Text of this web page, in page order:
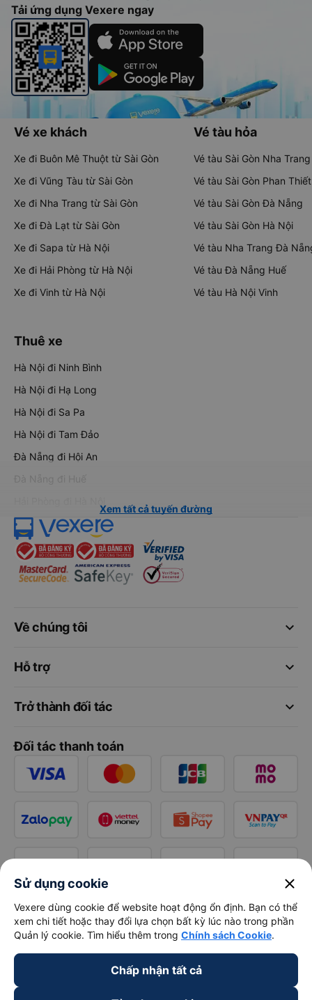
Tải ứng dụng Vexere ngay
Vé xe khách
Xe đi Buôn Mê Thuột từ Sài Gòn
Xe đi Vũng Tàu từ Sài Gòn
Xe đi Nha Trang từ Sài Gòn
Xe đi Đà Lạt từ Sài Gòn
Xe đi Sapa từ Hà Nội
Xe đi Hải Phòng từ Hà Nội
Xe đi Vinh từ Hà Nội
Vé tàu hỏa
Vé tàu Sài Gòn Nha Trang
Vé tàu Sài Gòn Phan Thiết
Vé tàu Sài Gòn Đà Nẵng
Vé tàu Sài Gòn Hà Nội
Vé tàu Nha Trang Đà
Vé tàu Đà Nẵng Huế
Vé tàu Hà Nội Vinh
Thuê xe
Hà Nội đi Ninh Bình
Hà Nội đi Hạ Long
Hà Nội đi Sa Pa
Hà Nội đi Tam Đảo
Đà Nẵng đi Hội An
Đà Nẵng đi Huế
Xem tất cả tuyến đường
keyboard_arrow_down
Về chúng tôi
keyboard_arrow_down
Hỗ trợ
keyboard_arrow_down
Trở thành đối tác
Đối tác thanh toán
Sử dụng cookie close
Vexere dùng cookie để website hoạt động ổn định. Bạn có thể
xem chi tiết hoặc thay đổi lựa chọn bất kỳ lúc nào trong phần
Quản lý cookie. Tìm hiểu thêm trong Chính sách Cookie.
Chấp nhận tất cả